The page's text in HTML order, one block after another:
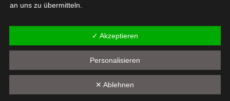
an uns zu übermitteln.
Begriffsbestimmungen
Die Datenschutzerklärung beruht auf den Begrifflichkeiten, die
durch den Europäischen Richtlinien- und Verordnungsgeber
beim Erlass der Datenschutz-Grundverordnung (DS-GVO)
verwendet wurden. Unsere Datenschutzerklärung soll sowohl für
die Öffentlichkeit als auch für unsere Kunden und
✓ Akzeptieren
Personalisieren
✕ Ablehnen